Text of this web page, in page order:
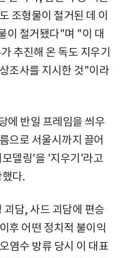
조형물이 철거된 데 이
이 철거됐다"며 "이 대
추진해 온 독도 지우기
조사를 지시한 것"이라
에 반일 프레임을 씌우
으로 서울시까지 끌어
델링'을 '지우기'라고
다.
담, 사드 괴담에 편승
후 어떤 정치적 불이익
염수 방류 당시 이 대표